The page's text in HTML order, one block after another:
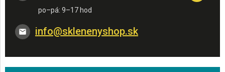
info@sklenenyshop.sk